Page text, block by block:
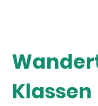
Klassen